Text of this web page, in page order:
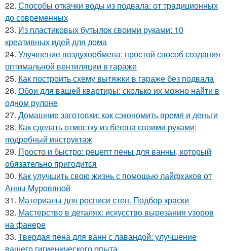
22. Способы откачки воды из подвала: от традиционных
до современных
23. Из пластиковых бутылок своими руками: 10
креативных идей для дома
24. Улучшение воздухообмена: простой способ создания
оптимальной вентиляции в гараже
25. Как построить схему вытяжки в гараже без подвала
26. Обои для вашей квартиры: сколько их можно найти в
одном рулоне
27. Домашние заготовки: как сэкономить время и деньги
28. Как сделать отмостку из бетона своими руками:
подробный инструктаж
29. Просто и быстро: рецепт пены для ванны, который
обязательно пригодится
30. Как улучшить свою жизнь с помощью лайфхаков от
Анны Муровяной
31. Материалы для росписи стен. Подбор краски
32. Мастерство в деталях: искусство вырезания узоров
на фанере
33. Твердая пена для ванн с лавандой: улучшение
вашего гигиенического опыта